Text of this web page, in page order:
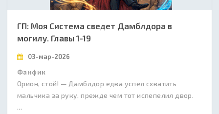
ГП: Моя Система сведет Дамблдора в
могилу. Главы 1-19
03-мар-2026
Фанфик
Орион, стой! — Дамблдор едва успел схватить
мальчика за руку, прежде чем тот испепелил двор.
...